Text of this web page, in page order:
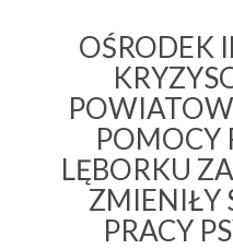
OŚRODEK
POMOCY
LĘBORKU
ZMIENIŁY
PRACY